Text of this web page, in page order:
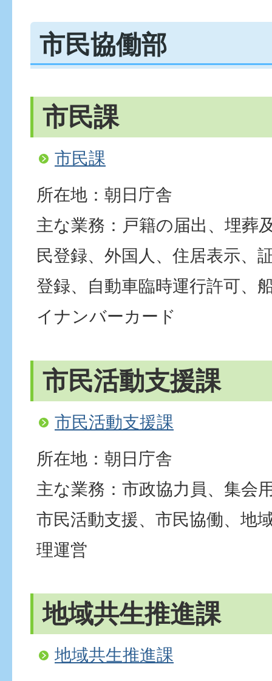
市民協働部
市民課
市民課
所在地：朝日庁舎
主な業務：戸籍の届出、埋葬
民登録、外国人、住居表示、
登録、自動車臨時運行許可、
イナンバーカード
市民活動支援課
市民活動支援課
所在地：朝日庁舎
主な業務：市政協力員、集会
市民活動支援、市民協働、地
理運営
地域共生推進課
地域共生推進課